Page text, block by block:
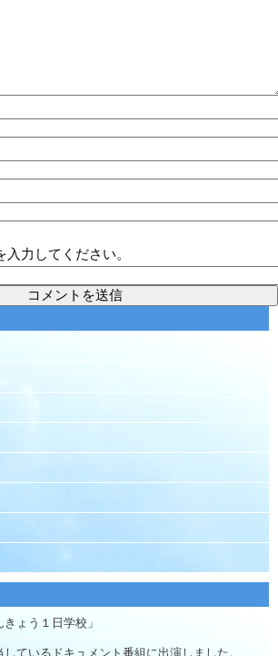
入力してください。
ょう１日学校」
ているドキュメント番組に出演しました。